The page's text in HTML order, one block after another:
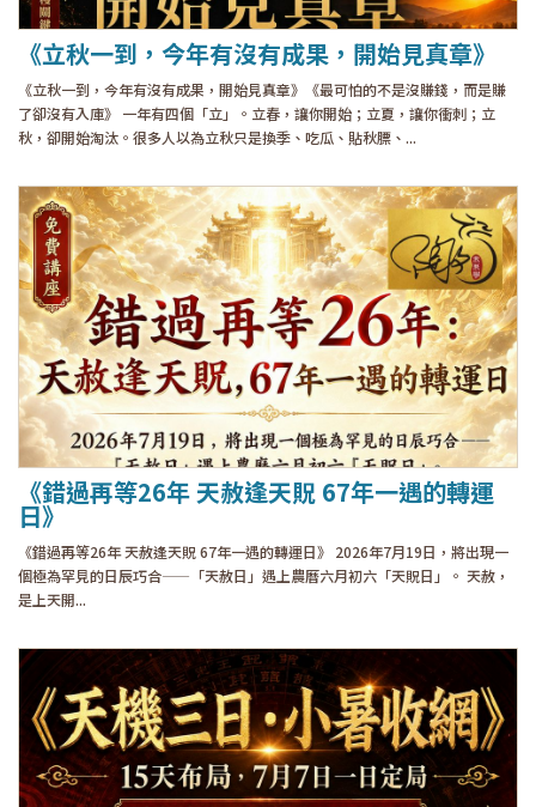
《立秋一到，今年有沒有成果，開始見真章》
《立秋一到，今年有沒有成果，開始見真章》《最可怕的不是沒賺錢，而是賺
了卻沒有入庫》 一年有四個「立」。立春，讓你開始；立夏，讓你衝刺；立
秋，卻開始淘汰。很多人以為立秋只是換季、吃瓜、貼秋膘、...
《錯過再等26年 天赦逢天貺 67年一遇的轉運
日》
《錯過再等26年 天赦逢天貺 67年一遇的轉運日》 2026年7月19日，將出現一
個極為罕見的日辰巧合——「天赦日」遇上農曆六月初六「天貺日」。 天赦，
是上天開...